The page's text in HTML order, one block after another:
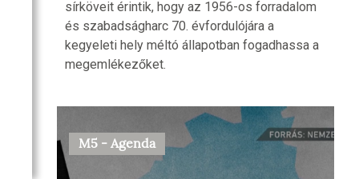
PROGRAM
sírköveit érintik, hogy az 1956-os forradalom
és szabadságharc 70. évfordulójára a
kegyeleti hely méltó állapotban fogadhassa a
megemlékezőket.
M5 - Agenda